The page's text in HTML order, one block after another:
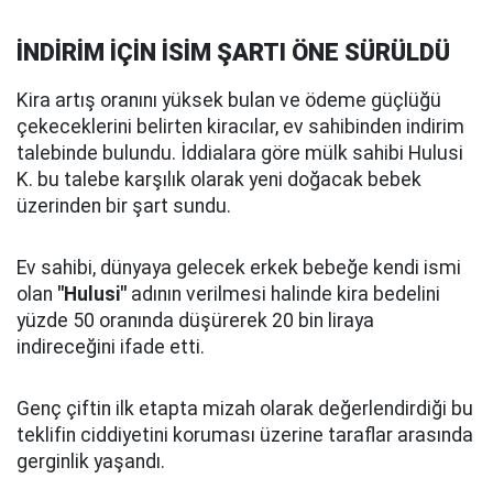
İNDİRİM İÇİN İSİM ŞARTI ÖNE SÜRÜLDÜ
Kira artış oranını yüksek bulan ve ödeme güçlüğü
çekeceklerini belirten kiracılar, ev sahibinden indirim
talebinde bulundu. İddialara göre mülk sahibi Hulusi
K. bu talebe karşılık olarak yeni doğacak bebek
üzerinden bir şart sundu.
Ev sahibi, dünyaya gelecek erkek bebeğe kendi ismi
olan "Hulusi" adının verilmesi halinde kira bedelini
yüzde 50 oranında düşürerek 20 bin liraya
indireceğini ifade etti.
Genç çiftin ilk etapta mizah olarak değerlendirdiği bu
teklifin ciddiyetini koruması üzerine taraflar arasında
gerginlik yaşandı.